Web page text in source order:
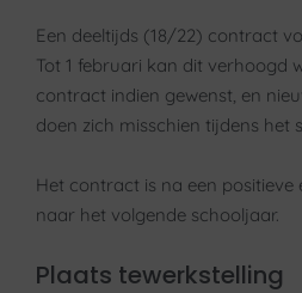
Een deeltijds (18/22) contract
Tot 1 februari kan dit verhoogd
contract indien gewenst, en
doen zich misschien tijdens het
Het contract is na een
naar het volgende schooljaar.
Plaats tewerkstelling